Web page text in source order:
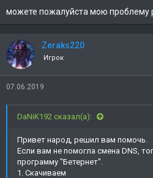
можете пожалуйста мою проблему
Zeraks220
Игрок
07.06.2019
DaNiK192 сказал(а):
Привет народ, решил вам помочь.
Если вам не помогла смена DNS,
программу "Бетернет".
1. Скачиваем